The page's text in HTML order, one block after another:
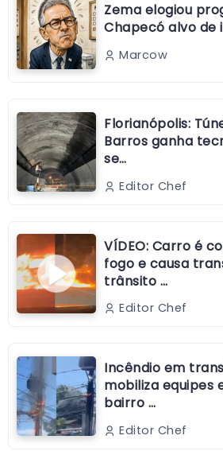
Zema elogiou
Chapecó alvo de
Marcow
Florianópolis:
Barros ganha
se…
Editor Chef
VÍDEO: Carro é
fogo e causa
trânsito …
Editor Chef
Incêndio em
mobiliza equipes
bairro …
Editor Chef